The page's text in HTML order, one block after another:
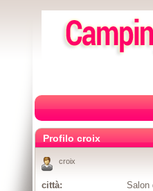
Profilo croix
croix
città:
Salon